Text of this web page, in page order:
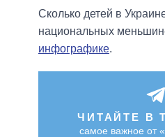
Сколько детей в
национальных
инфографике.
ЧИТАЙТЕ В
самое важное от